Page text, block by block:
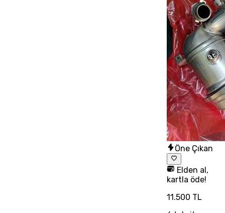
Öne Çıkan
Elden al,
kartla öde!
11.500 TL